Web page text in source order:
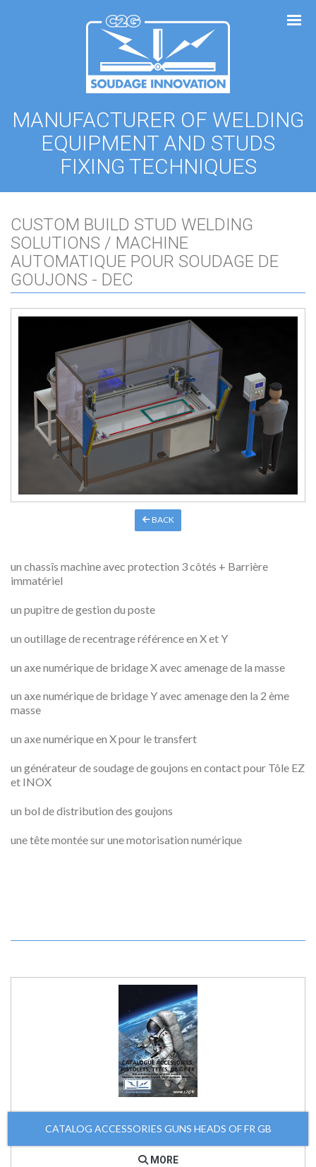
MANUFACTURER OF WELDING
EQUIPMENT AND STUDS
FIXING TECHNIQUES
CUSTOM BUILD STUD WELDING
SOLUTIONS / MACHINE
AUTOMATIQUE POUR SOUDAGE DE
GOUJONS - DEC
BACK
un chassîs machine avec protection 3 côtés + Barrière
immatériel
un pupitre de gestion du poste
un outillage de recentrage référence en X et Y
un axe numérique de bridage X avec amenage de la masse
un axe numérique de bridage Y avec amenage den la 2 ème
masse
un axe numérique en X pour le transfert
un générateur de soudage de goujons en contact pour Tôle EZ
et INOX
un bol de distribution des goujons
une tête montée sur une motorisation numérique
CATALOG ACCESSORIES GUNS HEADS OF FR GB
MORE